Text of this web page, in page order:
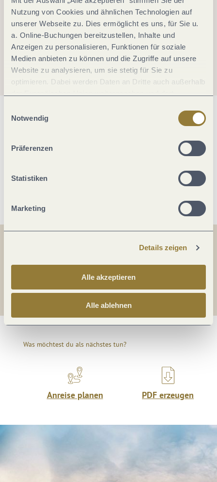
Nutzung von Cookies und ähnlichen Technologien auf
unserer Webseite zu. Dies ermöglicht es uns, für Sie u.
a. Online-Buchungen bereitzustellen, Inhalte und
Anzeigen zu personalisieren, Funktionen für soziale
Medien anbieten zu können und die Zugriffe auf unsere
Website zu analysieren, um sie stetig für Sie zu
optimieren. Dabei werden Daten an Dritte auch außerhalb
jederzeit widerrufen werden. Mit der Auswahl "Alle
ablehnen" kann es zu Beeinträchtigungen in der Nutzung
Notwendig
Präferenzen
Statistiken
Marketing
Details zeigen
Alle akzeptieren
Alle ablehnen
Allgemeine Informationen
Teilen
Teilen
Was möchtest du als nächstes tun?
Anreise planen PDF erzeugen